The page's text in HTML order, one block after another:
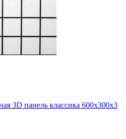
3D панель классика 600x300x3